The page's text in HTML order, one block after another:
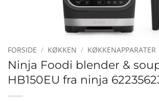
FORSIDE / KØKKEN / KØKKENAPPARATER
Ninja Foodi blender &
HB150EU fra ninja